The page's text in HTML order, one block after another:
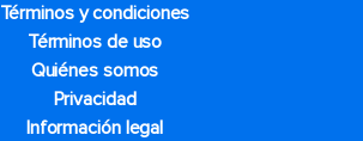
Términos y condiciones
Términos de uso
Quiénes somos
Privacidad
Información legal